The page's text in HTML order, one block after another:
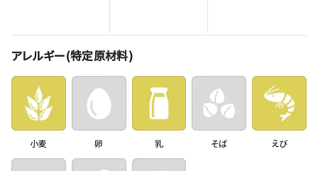
アレルギー(特定原材料)
小麦 卵 乳 そば えび